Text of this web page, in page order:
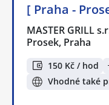
[ Praha -
MASTER GRILL
Prosek, Praha
150 Kč / hod
Vhodné také